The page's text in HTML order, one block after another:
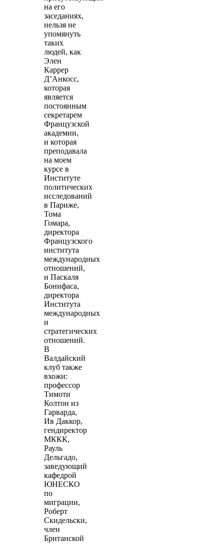
на его
заседаниях,
нельзя не
упомянуть
таких
людей, как
Элен
Каррер
Д’Анкосс,
которая
является
постоянным
секретарем
Французской
академии,
и которая
преподавала
на моем
курсе в
Институте
политических
исследований
в Париже,
Тома
Гомара,
директора
Французского
института
международных
отношений,
и Паскаля
Бонифаса,
директора
Института
международных
и
стратегических
отношений.
В
Валдайский
клуб также
вхожи:
профессор
Тимоти
Колтон из
Гарварда,
Ив Даккор,
гендиректор
МККК,
Рауль
Дельгадо,
заведующий
кафедрой
ЮНЕСКО
по
миграции,
Роберт
Скидельски,
член
Британской